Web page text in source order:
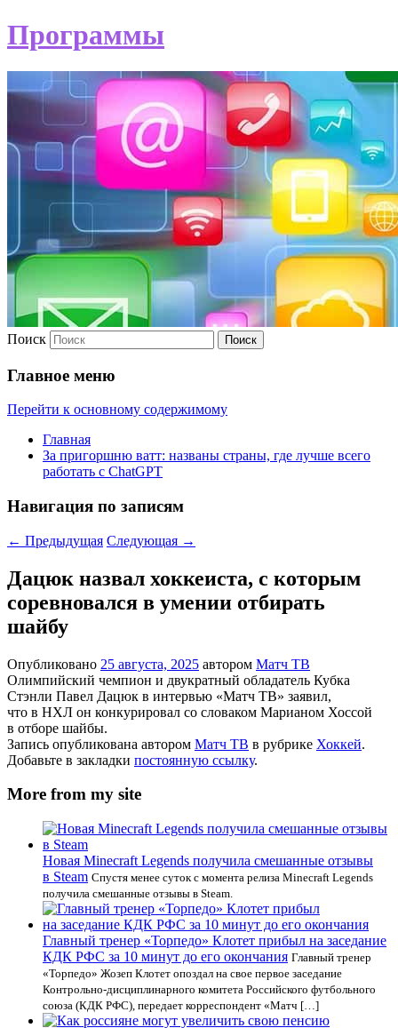
Программы
Поиск
Главное меню
Перейти к основному содержимому
Главная
За пригоршню ватт: названы страны, где лучше всего
работать с ChatGPT
Навигация по записям
← Предыдущая Следующая →
Дацюк назвал хоккеиста, с которым
соревновался в умении отбирать
шайбу
Опубликовано 25 августа, 2025 автором Матч ТВ
Олимпийский чемпион и двукратный обладатель Кубка
Стэнли Павел Дацюк в интервью «Матч ТВ» заявил,
что в НХЛ он конкурировал со словаком Марианом Хоссой
в отборе шайбы.
Запись опубликована автором Матч ТВ в рубрике Хоккей.
Добавьте в закладки постоянную ссылку.
More from my site
Новая Minecraft Legends получила смешанные отзывы
в Steam Спустя менее суток с момента релиза Minecraft Legends
получила смешанные отзывы в Steam.
Главный тренер «Торпедо» Клотет прибыл на заседание
КДК РФС за 10 минут до его окончания Главный тренер
«Торпедо» Жозеп Клотет опоздал на свое первое заседание
Контрольно‑дисциплинарного комитета Российского футбольного
союза (КДК РФС), передает корреспондент «Матч […]